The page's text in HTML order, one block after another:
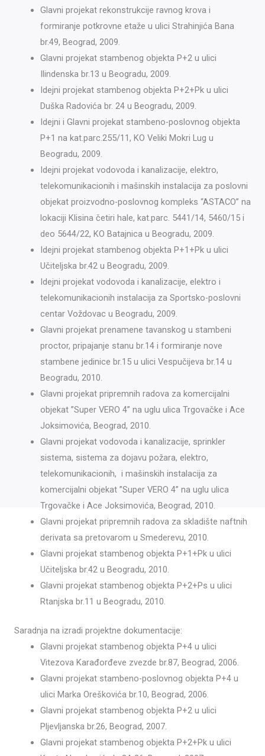
Glavni projekat rekonstrukcije ravnog krova i
formiranje potkrovne etaže u ulici Strahinjića Bana
br.49, Beograd, 2009.
Glavni projekat stambenog objekta P+2 u ulici
Ilindenska br.13 u Beogradu, 2009.
Idejni projekat stambenog objekta P+2+Pk u ulici
Duška Radovića br. 24 u Beogradu, 2009.
Idejni i Glavni projekat stambeno-poslovnog objekta
P+1 na kat.parc.255/11, KO Veliki Mokri Lug u
Beogradu, 2009.
Idejni projekat vodovoda i kanalizacije, elektro,
telekomunikacionih i mašinskih instalacija za poslovni
objekat proizvodno-poslovnog kompleks “ASTACO’’ na
lokaciji Klisina četiri hale, kat.parc. 5441/14, 5460/15 i
deo 5644/22, KO Batajnica u Beogradu, 2009.
Idejni projekat stambenog objekta P+1+Pk u ulici
Učiteljska br.42 u Beogradu, 2009.
Idejni projekat vodovoda i kanalizacije, elektro i
telekomunikacionih instalacija za Sportsko-poslovni
centar Voždovac u Beogradu, 2009.
Glavni projekat prenamene tavanskog u stambeni
proctor, pripajanje stanu br.14 i formiranje nove
stambene jedinice br.15 u ulici Vespučijeva br.14 u
Beogradu, 2010.
Glavni projekat pripremnih radova za komercijalni
objekat ’’Super VERO 4’’ na uglu ulica Trgovačke i Ace
Joksimovića, Beograd, 2010.
Glavni projekat vodovoda i kanalizacije, sprinkler
sistema, sistema za dojavu požara, elektro,
telekomunikacionih, i mašinskih instalacija za
komercijalni objekat ’’Super VERO 4’’ na uglu ulica
Trgovačke i Ace Joksimovića, Beograd, 2010.
Glavni projekat pripremnih radova za skladište naftnih
derivata sa pretovarom u Smederevu, 2010.
Glavni projekat stambenog objekta P+1+Pk u ulici
Učiteljska br.42 u Beogradu, 2010.
Glavni projekat stambenog objekta P+2+Ps u ulici
Rtanjska br.11 u Beogradu, 2010.
Saradnja na izradi projektne dokumentacije:
Glavni projekat stambenog objekta P+4 u ulici
Vitezova Karađorđeve zvezde br.87, Beograd, 2006.
Glavni projekat stambeno-poslovnog objekta P+4 u
ulici Marka Oreškovića br.10, Beograd, 2006.
Glavni projekat stambenog objekta P+2 u ulici
Pljevljanska br.26, Beograd, 2007.
Glavni projekat stambenog objekta P+2+Pk u ulici